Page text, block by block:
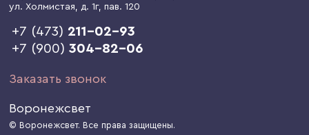
ул. Холмистая, д. 1г, пав. 120
+7 (473) 211-02-93
+7 (900)304-82-06
Заказать звонок
Воронежсвет
© Воронежсвет. Все права защищены.